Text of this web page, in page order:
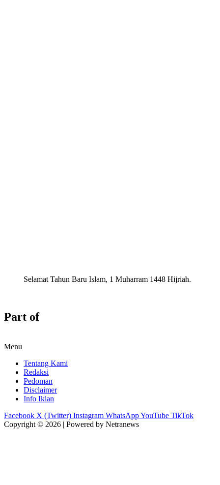
Selamat Tahun Baru Islam, 1 Muharram 1448 Hijriah.
Part of
Menu
Tentang Kami
Redaksi
Pedoman
Disclaimer
Info Iklan
Facebook X (Twitter) Instagram WhatsAppYouTube TikTok
Copyright © 2026 | Powered by Netranews